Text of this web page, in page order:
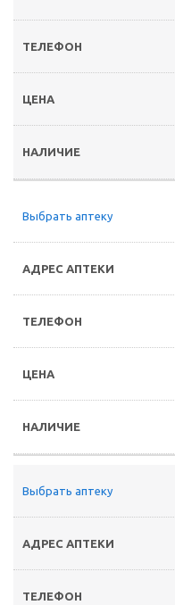
Выбрать аптеку
Выбрать аптеку